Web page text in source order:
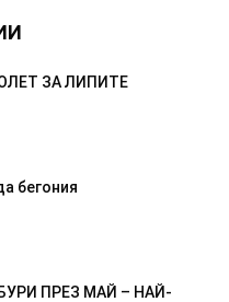
ЗА ЛИПИТЕ
бегония
ПРЕЗ МАЙ – НАЙ-